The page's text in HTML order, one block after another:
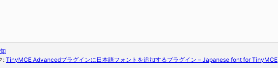
: TinyMCE Advancedプラグインに日本語フォントを追加するプラグイン – Japanese font for TinyMCE